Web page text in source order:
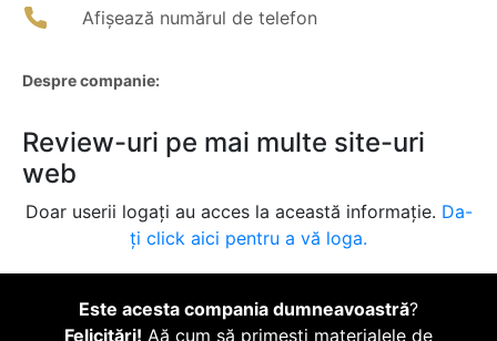
Afișează numărul de telefon
Despre companie:
Review-uri pe mai multe site-uri
web
Doar userii logați au acces la această informație. Da-
ți click aici pentru a vă loga.
Este acesta compania dumneavoastră?
Felicitări! Aă cum să primești materialele de